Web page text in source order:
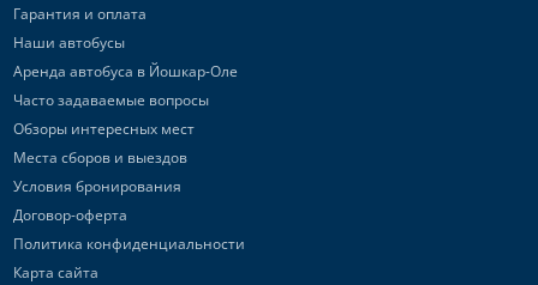
Гарантия и оплата
Наши автобусы
Аренда автобуса в Йошкар-Оле
Часто задаваемые вопросы
Обзоры интересных мест
Места сборов и выездов
Условия бронирования
Договор-оферта
Политика конфиденциальности
Карта сайта